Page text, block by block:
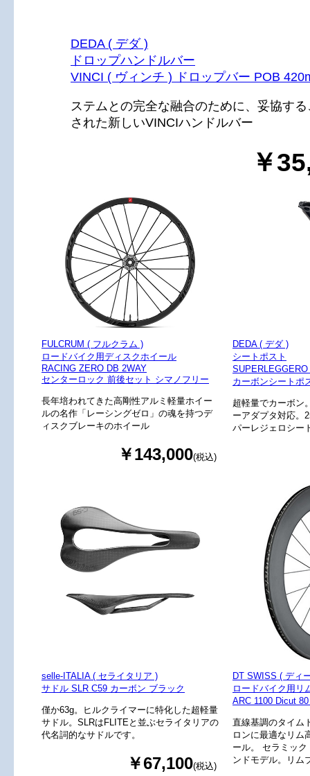
DEDA ( デダ )
ドロップハンドルバー
VINCI ( ヴィンチ ) ドロップバー POB
ステムとの完全な融合のために、妥協す
された新しいVINCIハンドルバー
￥
FULCRUM ( フルクラム )
ロードバイク用ディスクホイール
RACING ZERO DB 2WAY
センターロック 前後セット シマノフリー
長年培われてきた高剛性アルミ軽量ホイー
ルの名作「レーシングゼロ」の魂を持つデ
ィスクブレーキのホイール
￥143,000(税込)
DEDA ( デダ )
シートポスト
カーボンシートポ
超軽量でカーボン
ーアダプタ対応。
パーレジェロシー
selle-ITALIA ( セライタリア )
サドル SLR C59 カーボン ブラック
僅か63g。ヒルクライマーに特化した超軽量
サドル。SLRはFLITEと並ぶセライタリアの
代名詞的なサドルです。
￥67,100(税込)
DT SWISS ( ディ
ロードバイク用リ
ARC 1100 Dicut
直線基調のタイム
ロンに最適なリム
ール。 セラミッ
ンドモデル。リム